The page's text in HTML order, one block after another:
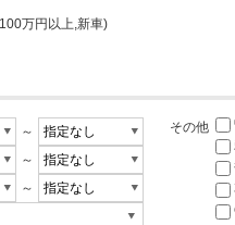
万円以上,新車)
～
～
～
その他